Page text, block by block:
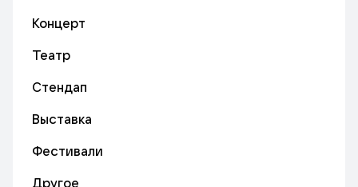
Концерт
Театр
Стендап
Выставка
Фестивали
Другое